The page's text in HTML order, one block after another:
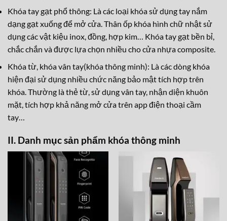
Khóa tay gạt phổ thông: Là các loại khóa sử dụng tay nắm
dạng gạt xuống để mở cửa. Thân ốp khóa hình chữ nhật sử
dụng các vật kiệu inox, đồng, hợp kim… Khóa tay gạt bền bỉ,
chắc chắn và được lựa chọn nhiều cho cửa nhựa composite.
Khóa từ, khóa vân tay(khóa thông minh): Là các dòng khóa
hiện đại sử dụng nhiều chức năng bảo mật tích hợp trên
khóa. Thường là thẻ từ, sử dụng vân tay, nhận diện khuôn
mặt, tích hợp khả năng mở cửa trên app điện thoại cầm
tay…
II. Danh mục sản phẩm khóa thông minh